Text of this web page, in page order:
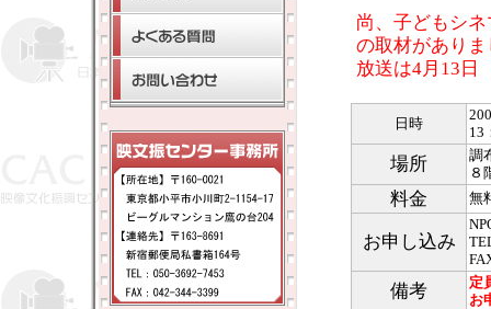
尚、子どもシ
の取材があり
放送は4月13日
日時
13
場所
調
８
料金 無
お申し込み
備考
定
お